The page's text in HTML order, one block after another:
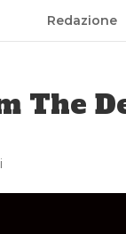
Redazione
The